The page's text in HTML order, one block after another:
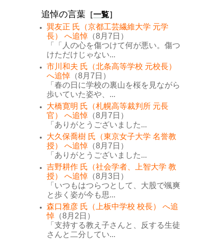
追悼の言葉 ［一覧］
巽友正 氏（京都工芸繊維大学 元学
長） へ追悼 （8月7日）
「「人の心を傷つけて何が悪い。傷つ
けただけじゃない...
市川和夫 氏（北条高等学校 元校長）
へ追悼 （8月7日）
「春の日に学校の裏山を桜を見ながら
歩いていた姿や、...
大橋寛明 氏（札幌高等裁判所 元長
官） へ追悼 （8月7日）
「ありがとうございました...
大久保喬樹 氏（東京女子大学 名誉教
授） へ追悼 （8月7日）
「ありがとうございました...
吉野耕作 氏（社会学者、上智大学 教
授） へ追悼 （8月3日）
「いつもはつらつとして、大股で颯爽
と歩く姿が今も思...
森口雅彦 氏（上板中学校 校長） へ追
悼 （8月2日）
「支持する教え子さんと、反する生徒
さんと二分してい...